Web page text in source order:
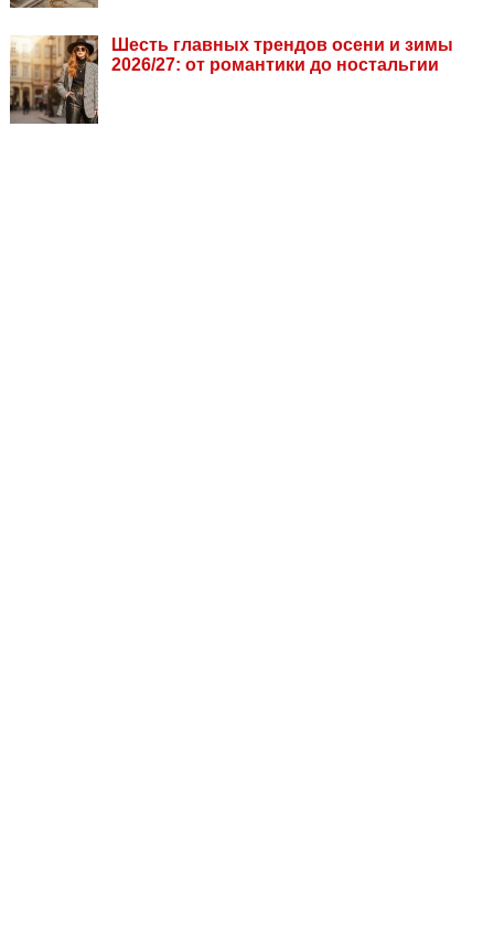
Шесть главных трендов осени и зимы
2026/27: от романтики до ностальгии